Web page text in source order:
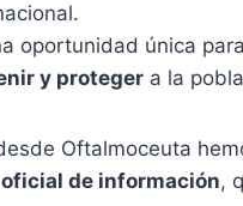
oportunidad única para
y proteger a la
Oftalmoceuta
de información,